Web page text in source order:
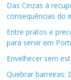
Das Cinzas à
consequências do
Entre pratos e
para servir em
Envelhecer sem
Quebrar barreiras: